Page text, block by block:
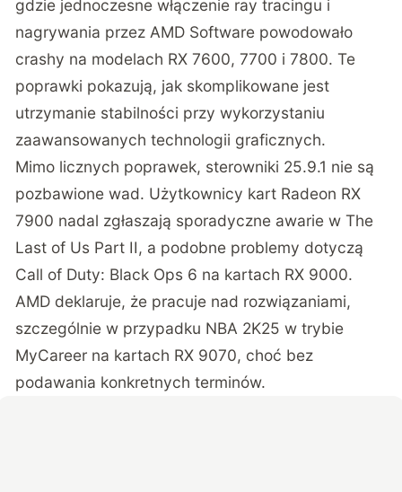
gdzie jednoczesne włączenie ray tracingu i
nagrywania przez AMD Software powodowało
crashy na modelach RX 7600, 7700 i 7800. Te
poprawki pokazują, jak skomplikowane jest
utrzymanie stabilności przy wykorzystaniu
zaawansowanych technologii graficznych.
Mimo licznych poprawek, sterowniki 25.9.1 nie są
pozbawione wad. Użytkownicy kart Radeon RX
7900 nadal zgłaszają sporadyczne awarie w The
Last of Us Part II, a podobne problemy dotyczą
Call of Duty: Black Ops 6 na kartach RX 9000.
AMD deklaruje, że pracuje nad rozwiązaniami,
szczególnie w przypadku NBA 2K25 w trybie
MyCareer na kartach RX 9070, choć bez
podawania konkretnych terminów.